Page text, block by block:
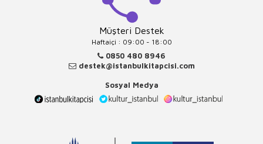
Müşteri Destek
Haftaiçi : 09:00 - 18:00
0850 480 8946
destek@istanbulkitapcisi.com
Sosyal Medya